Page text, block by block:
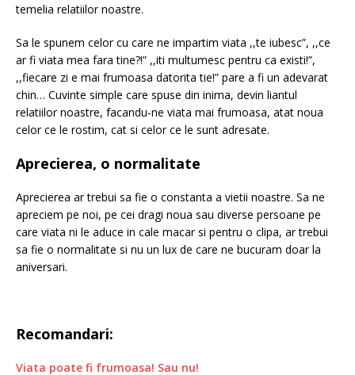
temelia relatiilor noastre.
Sa le spunem celor cu care ne impartim viata ,,te iubesc”, ,,ce
ar fi viata mea fara tine?!” ,,iti multumesc pentru ca existi!”,
,,fiecare zi e mai frumoasa datorita tie!” pare a fi un adevarat
chin… Cuvinte simple care spuse din inima, devin liantul
relatiilor noastre, facandu-ne viata mai frumoasa, atat noua
celor ce le rostim, cat si celor ce le sunt adresate.
Aprecierea, o normalitate
Aprecierea ar trebui sa fie o constanta a vietii noastre. Sa ne
apreciem pe noi, pe cei dragi noua sau diverse persoane pe
care viata ni le aduce in cale macar si pentru o clipa, ar trebui
sa fie o normalitate si nu un lux de care ne bucuram doar la
aniversari.
Recomandari:
Viata poate fi frumoasa! Sau nu!